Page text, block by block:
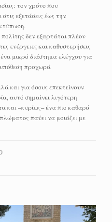
τον χρόνο που
εξετάσεις έως την
δεν εξαρτάται πλέον
ενέργειες και καθυστερήσεις
μικρό διάστημα ελέγχου για
υπόθεση προχωρά
και για όσους επεκτείνουν
αυτό σημαίνει λιγότερη
και –κυρίως– ένα πιο καθαρό
παύει να μοιάζει με